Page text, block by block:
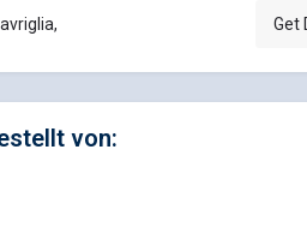
Get
von: